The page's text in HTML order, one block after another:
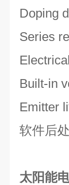
Built-
软件后
太阳能